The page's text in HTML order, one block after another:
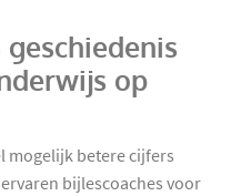
op
mogelijk betere cijfers
bijlescoaches voor